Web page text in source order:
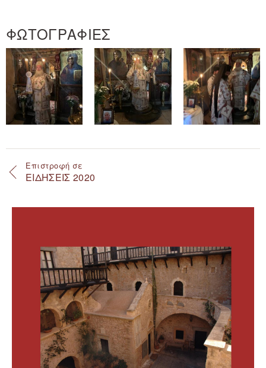
ΦΩΤΟΓΡΑΦΙΕΣ
Επιστροφή σε
ΕΙΔΗΣΕΙΣ 2020